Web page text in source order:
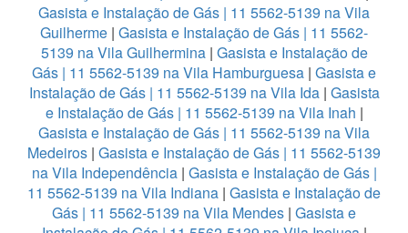
Gasista e Instalação de Gás | 11 5562-5139 na Vila
Guilherme | Gasista e Instalação de Gás | 11 5562-
5139 na Vila Guilhermina| Gasista e Instalação de
Gás | 11 5562-5139 na Vila Hamburguesa | Gasista e
Instalação de Gás | 11 5562-5139 na Vila Ida| Gasista
e Instalação de Gás | 11 5562-5139 na Vila Inah |
Gasista e Instalação de Gás | 11 5562-5139 na Vila
Medeiros | Gasista e Instalação de Gás | 11 5562-5139
na Vila Independência| Gasista e Instalação de Gás |
11 5562-5139 na Vila Indiana | Gasista e Instalação de
Gás | 11 5562-5139 na Vila Mendes | Gasista e